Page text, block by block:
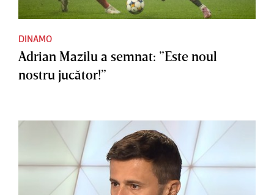
DINAMO
Adrian Mazilu a semnat: ”Este noul
nostru jucător!”